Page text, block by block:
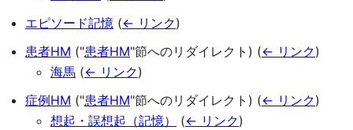
エピソード記憶 (← リンク)
患者HM ("患者HM"節へのリダイレクト) (← リンク)
海馬 (← リンク)
症例HM ("患者HM"節へのリダイレクト) (← リンク)
想起・誤想起（記憶）
(← リンク)